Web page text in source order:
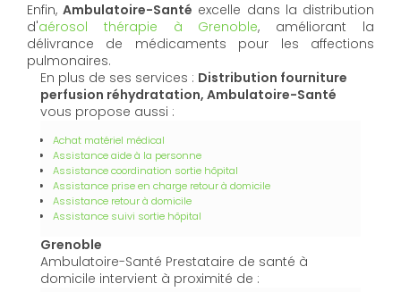
Enfin,Ambulatoire-Santé excelle dans la distribution
d'aérosol thérapie à Grenoble, améliorant la
délivrance de médicaments pour les affections
pulmonaires.
En plus de ses services : Distribution fourniture
perfusion réhydratation, Ambulatoire-Santé
vous propose aussi :
Achat matériel médical
Assistance aide à la personne
Assistance coordination sortie hôpital
Assistance prise en charge retour à domicile
Assistance retour à domicile
Assistance suivi sortie hôpital
Grenoble
Ambulatoire-Santé Prestataire de santé à
domicile intervient à proximité de :